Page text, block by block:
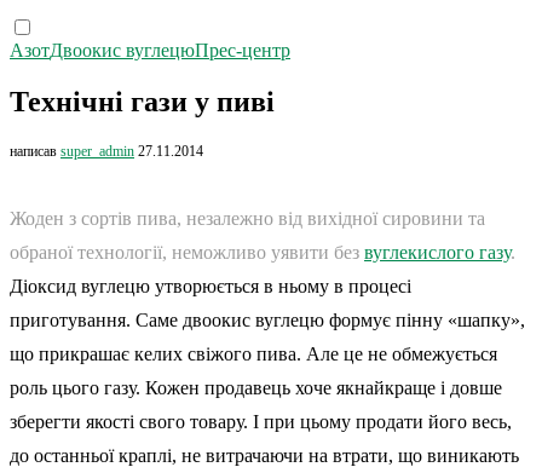
АзотДвоокис вуглецюПрес-центр
Технічні гази у пиві
написав super_admin 27.11.2014
Жоден з сортів пива, незалежно від вихідної сировини та
обраної технології, неможливо уявити без вуглекислого газу.
Діоксид вуглецю утворюється в ньому в процесі
приготування. Саме двоокис вуглецю формує пінну «шапку»,
що прикрашає келих свіжого пива. Але це не обмежується
роль цього газу. Кожен продавець хоче якнайкраще і довше
зберегти якості свого товару. І при цьому продати його весь,
до останньої краплі, не витрачаючи на втрати, що виникають